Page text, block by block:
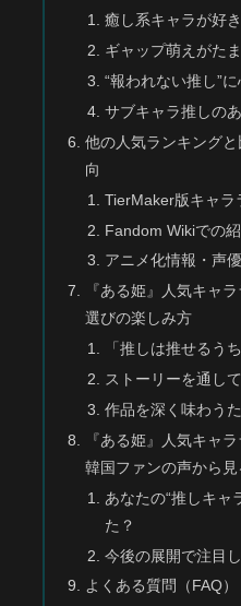
癒し系キャラが好
ギャップ萌えがた
“報われない推し”
サブキャラ推しの
他の人気ランキング
向
TierMaker版キャラ
Fandom Wikiでの
アニメ化情報・声
『ある姫』人気キャ
選びの楽しみ方
「推しは推せるう
ストーリーを通し
作品を深く味わう
『ある姫』人気キャ
韓国ファンの声から見
あなたの“推しキャ
た？
今後の展開で注目
よくある質問（FAQ）